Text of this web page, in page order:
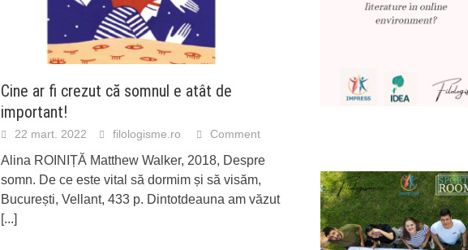
Cine ar fi crezut că somnul e atât de
important!
22 mart. 2022 filologisme.ro Comment
Alina ROINIȚĂ Matthew Walker, 2018, Despre
somn. De ce este vital să dormim și să visăm,
București, Vellant, 433 p. Dintotdeauna am văzut
[...]